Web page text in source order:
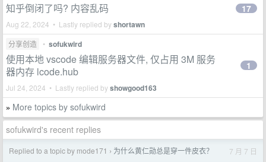
知乎倒闭了吗? 内容乱码
Aug 22, 2024 • Lastly replied byshortawn
17
分享创造 • sofukwird
使用本地 vscode 编辑服务器文件, 仅占用 3M 服务
器内存 lcode.hub
Jul 24, 2024 • Lastly replied byshowgood163
1
» More topics by sofukwird
sofukwird's recent replies
Replied to a topic by mode171 › 为什么黄仁勋总是穿一件皮衣？ 7 月 7 日